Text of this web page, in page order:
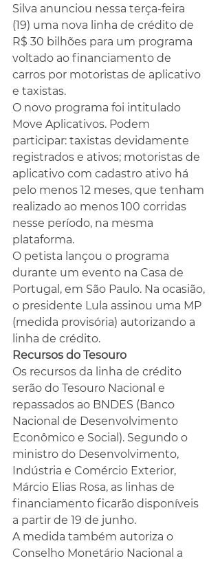
Silva anunciou nessa terça-feira
(19) uma nova linha de crédito de
R$ 30 bilhões para um programa
voltado ao financiamento de
carros por motoristas de aplicativo
e taxistas.
O novo programa foi intitulado
Move Aplicativos. Podem
participar: taxistas devidamente
registrados e ativos; motoristas de
aplicativo com cadastro ativo há
pelo menos 12 meses, que tenham
realizado ao menos 100 corridas
nesse período, na mesma
plataforma.
O petista lançou o programa
durante um evento na Casa de
Portugal, em São Paulo. Na ocasião,
o presidente Lula assinou uma MP
(medida provisória) autorizando a
linha de crédito.
Recursos do Tesouro
Os recursos da linha de crédito
serão do Tesouro Nacional e
repassados ao BNDES (Banco
Nacional de Desenvolvimento
Econômico e Social). Segundo o
ministro do Desenvolvimento,
Indústria e Comércio Exterior,
Márcio Elias Rosa, as linhas de
financiamento ficarão disponíveis
a partir de 19 de junho.
A medida também autoriza o
Conselho Monetário Nacional a